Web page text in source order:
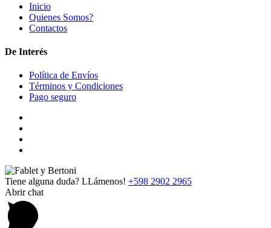
Inicio
Quienes Somos?
Contactos
De Interés
Política de Envíos
Términos y Condiciones
Pago seguro
Tiene alguna duda? LLámenos! +598 2902 2965
Abrir chat